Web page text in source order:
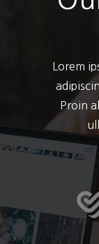
Lorem
Proin